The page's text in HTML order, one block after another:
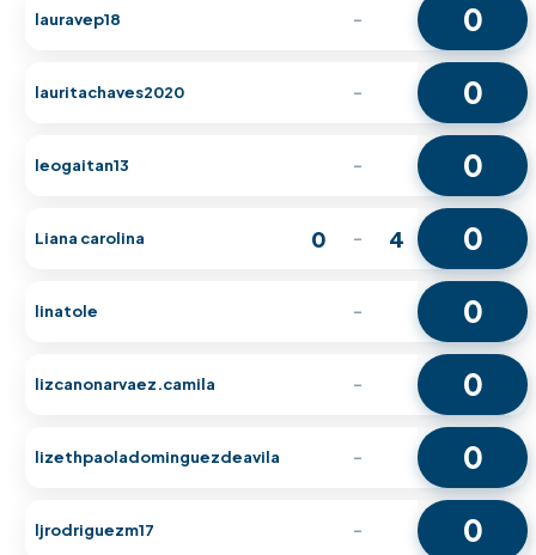
lauravep18 - 0
lauritachaves2020 - 0
leogaitan13 - 0
Liana carolina 0 - 4 0
linatole - 0
lizcanonarvaez.camila - 0
lizethpaoladominguezdeavila - 0
ljrodriguezm17 - 0